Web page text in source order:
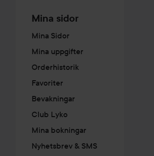
Mina sidor
Mina Sidor
Mina uppgifter
Orderhistorik
Favoriter
Bevakningar
Club Lyko
Mina bokningar
Nyhetsbrev & SMS